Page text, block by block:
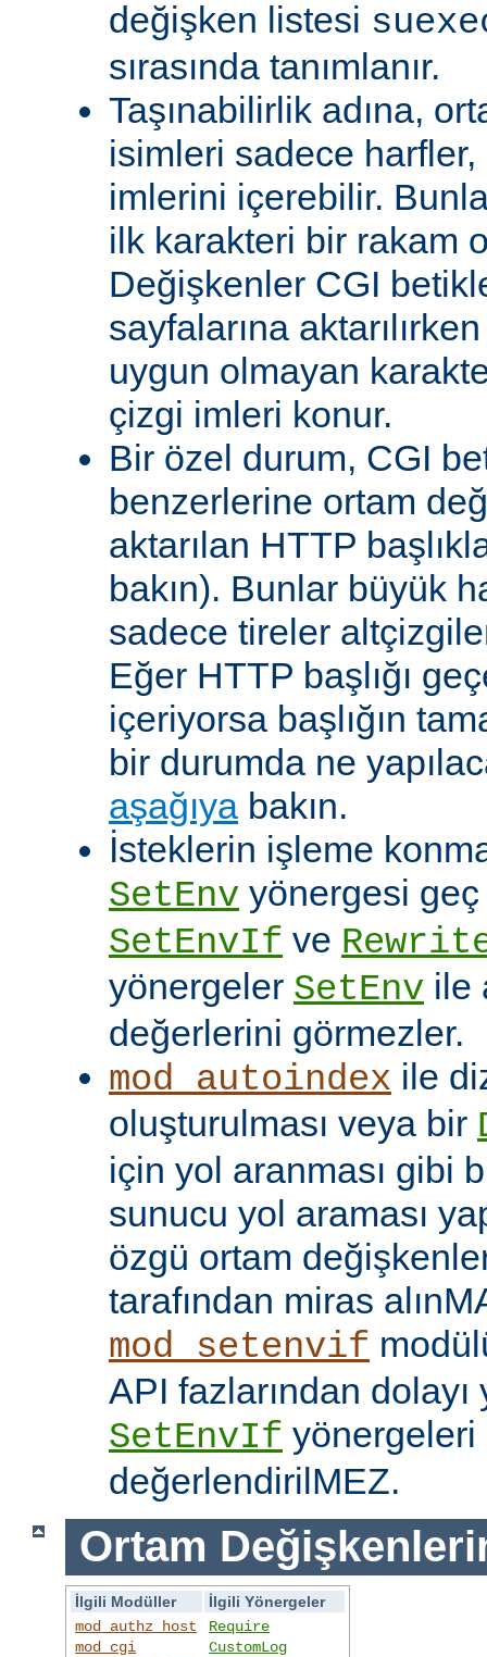
değişken listesi
sırasında tanımlanır.
Taşınabilirlik adına,
isimleri sadece
imlerini içerebilir.
ilk karakteri bir rakam
Değişkenler CGI
sayfalarına
uygun olmayan
çizgi imleri konur.
Bir özel durum, CGI
benzerlerine ortam
aktarılan HTTP
bakın). Bunlar büyük
sadece tireler
Eğer HTTP başlığı
içeriyorsa başlığın
bir durumda ne
aşağıya bakın.
İsteklerin işleme
SetEnv yönergesi geç
SetEnvIf ve
yönergeler SetEnv ile
değerlerini görmezler.
mod_autoindex ile
oluşturulması veya bir
için yol aranması gibi
sunucu yol araması
özgü ortam
tarafından miras
mod_setenvif
API fazlarından
SetEnvIf yönergeleri
değerlendirilMEZ.
Ortam
İlgili Modüller
İlgili Yönergeler
mod_authz_host
mod_cgi
Require
CustomLog